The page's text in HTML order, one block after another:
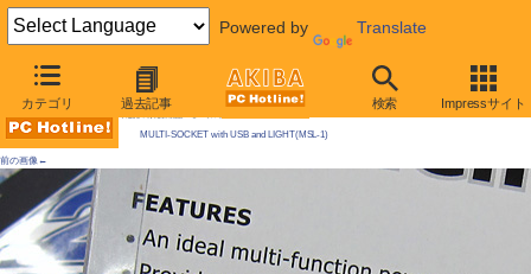
Powered by Translate
カテゴリ 過去記事 検索 Impressサイト
AKIBA PC Hotline! 2009年5月23日号
MULTI-SOCKET with USB and LIGHT(MSL-1)
前の画像←